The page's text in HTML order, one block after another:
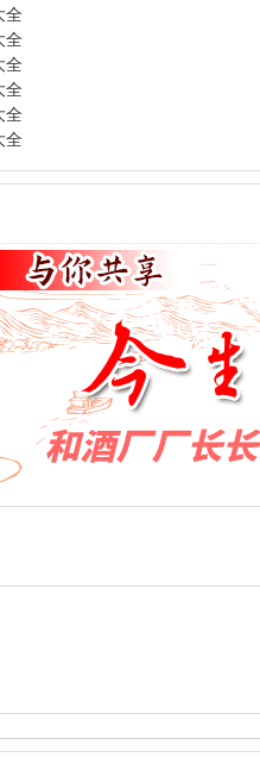
全
全
全
全
全
全